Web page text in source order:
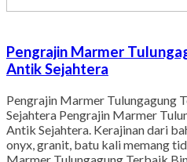
Pengrajin Marmer
Antik Sejahtera
Pengrajin Marmer Tulungagung
Sejahtera Pengrajin Marmer
Antik Sejahtera. Kerajinan dari
onyx, granit, batu kali memang